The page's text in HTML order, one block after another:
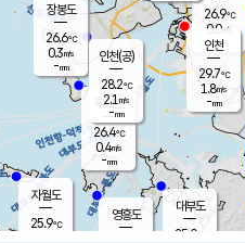
무의도
26.4℃
0.4m/s
-mm
영흥도
자월도
25.9℃
장봉도
26.6℃
0.3m/s
-mm
대부도
25.0
26.9℃
0.0m/s
-mm
인천(공)
28.2℃
2.1 m/s
-mm
인천
29.7℃
1.8m/s
-mm